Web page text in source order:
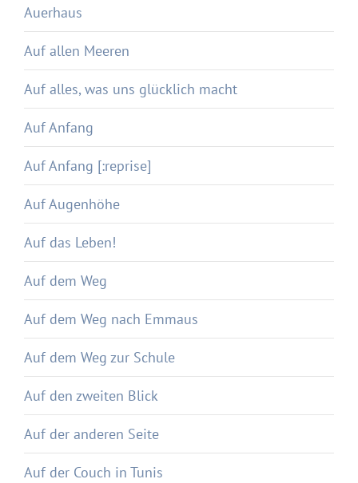
Auerhaus
Auf allen Meeren
Auf alles, was uns glücklich macht
Auf Anfang
Auf Anfang [:reprise]
Auf Augenhöhe
Auf das Leben!
Auf dem Weg
Auf dem Weg nach Emmaus
Auf dem Weg zur Schule
Auf den zweiten Blick
Auf der anderen Seite
Auf der Couch in Tunis